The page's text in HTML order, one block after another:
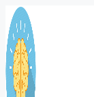
Перейти
содержимому